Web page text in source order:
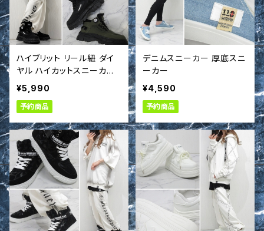
ハイブリット リール紐 ダイ
ヤル ハイカットスニーカー
厚底 靴 シューズ
¥5,990
予約商品
デニムスニーカー 厚底スニ
ーカー
¥4,590
予約商品